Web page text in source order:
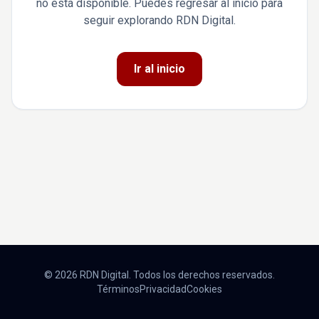
no está disponible. Puedes regresar al inicio para
seguir explorando RDN Digital.
Ir al inicio
© 2026 RDN Digital. Todos los derechos reservados.
TérminosPrivacidadCookies